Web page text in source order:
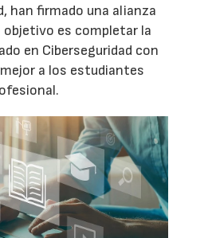
han firmado una alianza
es completar la
en Ciberseguridad con
a los estudiantes